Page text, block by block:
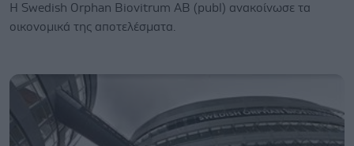
Η Swedish Orphan Biovitrum AB (publ) ανακοίνωσε τα
οικονομικά της αποτελέσματα.